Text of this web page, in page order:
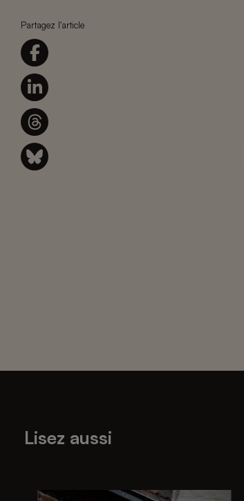
Partagez l'article
Lisez aussi